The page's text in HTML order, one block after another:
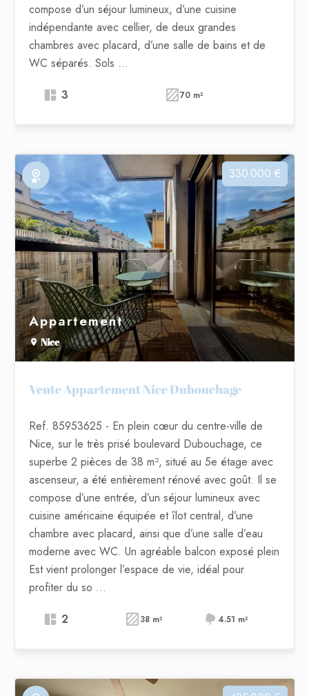
compose d’un séjour lumineux, d’une cuisine
indépendante avec cellier, de deux grandes
chambres avec placard, d’une salle de bains et de
WC séparés. Sols ...
3
70 m²
Exclusivité
Appartement
Nice
Vente Appartement Nice Dubouchage
Ref. 85953625 - En plein cœur du centre-ville de
Nice, sur le très prisé boulevard Dubouchage, ce
superbe 2 pièces de 38 m², situé au 5e étage avec
ascenseur, a été entièrement rénové avec goût. Il se
compose d’une entrée, d’un séjour lumineux avec
cuisine américaine équipée et îlot central, d’une
chambre avec placard, ainsi que d’une salle d’eau
moderne avec WC. Un agréable balcon exposé plein
Est vient prolonger l’espace de vie, idéal pour
profiter du so ...
2
38 m² 4.51 m²
330 000 €